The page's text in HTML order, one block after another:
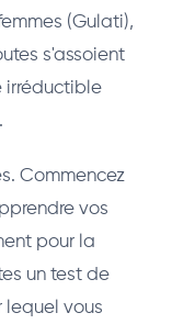
(Gulati),
s'assoient
irréductible
Commencez
vos
pour la
un test de
lequel vous